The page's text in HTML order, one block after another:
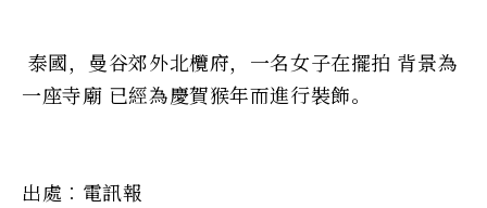
泰國，曼谷郊外北欖府，一名女子在擺拍 背景為
一座寺廟 已經為慶賀猴年而進行裝飾。
出處︰電訊報